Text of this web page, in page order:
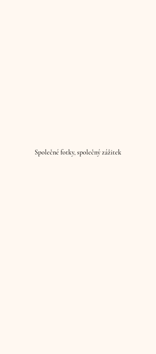
Společné fotky, společný zážitek